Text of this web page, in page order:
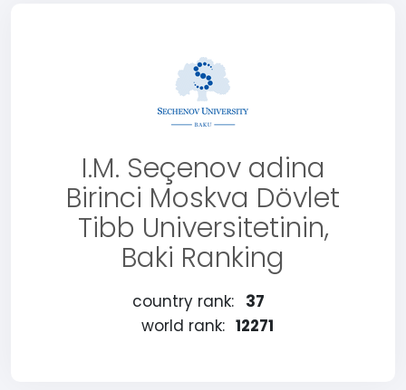
I.M. Seçenov adina
Birinci Moskva Dövlet
Tibb Universitetinin,
Baki Ranking
country rank: 37
world rank: 12271